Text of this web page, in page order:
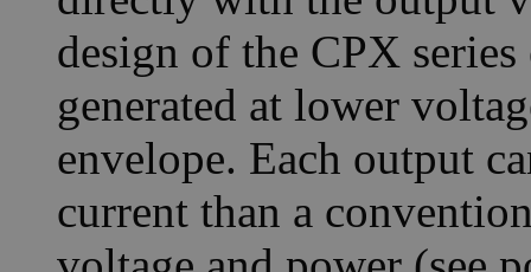
design of the CPX
generated at lower
envelope. Each output
current than a